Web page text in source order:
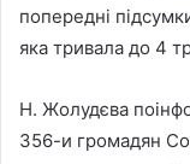
попередні
яка тривала до 4
Н. Жолудєва
356-и громадян